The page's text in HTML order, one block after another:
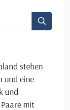
stehen
und eine
und
mit